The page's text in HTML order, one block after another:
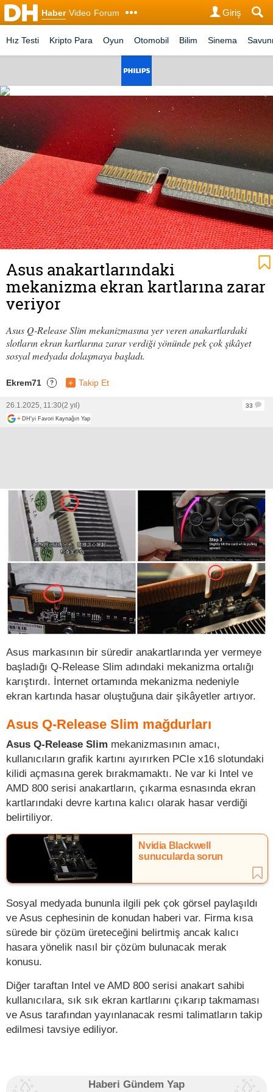
Haber Video Forum Giriş
Hız Testi Kripto Para Oyun Otomobil Bilim Sinema
Asus anakartlarındaki
mekanizma ekran kartlarına zarar
veriyor
Asus Q-Release Slim mekanizmasına yer veren anakartlardaki
slotların ekran kartlarına zarar verdiği yönünde pek çok şikâyet
sosyal medyada dolaşmaya başladı.
Ekrem71 ? + Takip Et
26.1.2025, 11:30(2 yıl)
33
+ DH'yi Favori Kaynağın Yap
Asus markasının bir süredir anakartlarında yer vermeye
başladığı Q-Release Slim adındaki mekanizma ortalığı
karıştırdı. İnternet ortamında mekanizma nedeniyle
ekran kartında hasar oluştuğuna dair şikâyetler artıyor.
Asus Q-Release Slim mağdurları
Asus Q-Release Slim mekanizmasının amacı,
kullanıcıların grafik kartını ayırırken PCIe x16 slotundaki
kilidi açmasına gerek bırakmamaktı. Ne var ki Intel ve
AMD 800 serisi anakartların, çıkarma esnasında ekran
kartlarındaki devre kartına kalıcı olarak hasar verdiği
belirtiliyor.
Nvidia Blackwell
sunucularda sorun
Sosyal medyada bununla ilgili pek çok görsel paylaşıldı
ve Asus cephesinin de konudan haberi var. Firma kısa
sürede bir çözüm üreteceğini belirtmiş ancak kalıcı
hasara yönelik nasıl bir çözüm bulunacak merak
konusu.
Diğer taraftan Intel ve AMD 800 serisi anakart sahibi
kullanıcılara, sık sık ekran kartlarını çıkarıp takmaması
ve Asus tarafından yayınlanacak resmi talimatların takip
edilmesi tavsiye ediliyor.
Haberi Gündem Yap